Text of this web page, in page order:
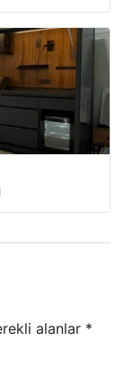
alanlar *